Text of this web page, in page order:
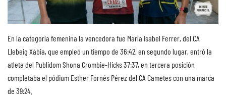
En la categoría femenina la vencedora fue María Isabel Ferrer, del CA
Llebeig Xàbia, que empleó un tiempo de 36:42, en segundo lugar, entró la
atleta del Publidom Shona Crombie-Hicks 37:37, en tercera posición
completaba el pódium Esther Fornés Pérez del CA Cametes con una marca
de 39:24.